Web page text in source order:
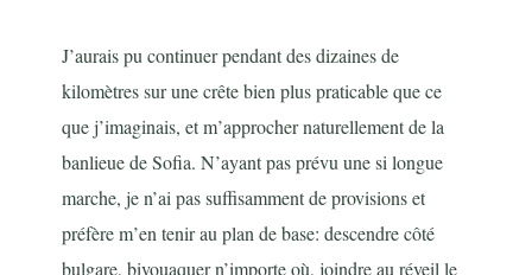
J’aurais pu continuer pendant des dizaines de
kilomètres sur une crête bien plus praticable que ce
que j’imaginais, et m’approcher naturellement de la
banlieue de Sofia. N’ayant pas prévu une si longue
marche, je n’ai pas suffisamment de provisions et
préfère m’en tenir au plan de base: descendre côté
bulgare, bivouaquer n’importe où, joindre au réveil le